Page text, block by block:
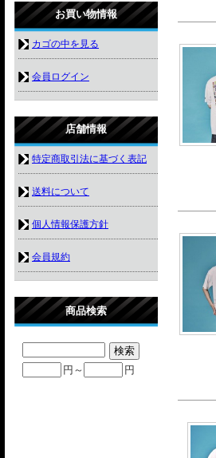
お買い物情報
カゴの中を見る
会員ログイン
店舗情報
特定商取引法に基づく表記
送料について
個人情報保護方針
会員規約
商品検索
円～ 円